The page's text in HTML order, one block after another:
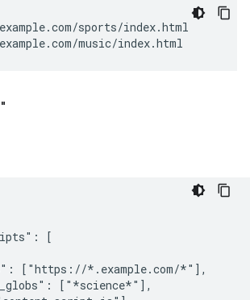
sports/index.html
music/index.html
[
["https://*.example.com/*"],
["*science*"],